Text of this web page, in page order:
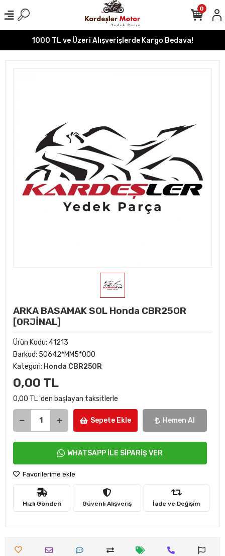
1000 TL ve Üzeri Alışverişlerde Kargo Bedava!
0
ARKA BASAMAK SOL Honda CBR250R
[ORJİNAL]
Ürün Kodu: 41213
Barkod: 50642*MM5*000
Kategori: Honda CBR250R
0,00 TL
0,00 TL 'den başlayan taksitlerle
Sepete Ekle Hemen Al
WHATSAPP İLE SİPARİŞ VER
Favorilerime ekle
Hızlı Gönderi Güvenli Alışveriş İade ve Değişim